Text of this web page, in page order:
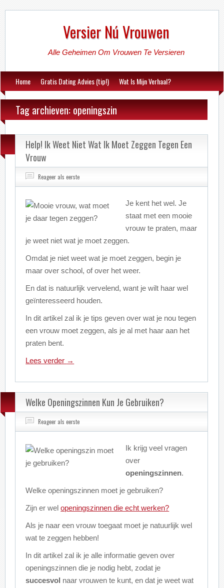
Versier Nú Vrouwen
Alle Geheimen Om Vrouwen Te Versieren
Home Gratis Dating Advies (tip!) Wat Is Mijn Verhaal?
Tag archieven: openingszin
Help! Ik Weet Niet Wat Ik Moet Zeggen Tegen Een
Vrouw
Reageer als eerste
Je kent het wel. Je
staat met een mooie
vrouw te praten, maar
je weet niet wat je moet zeggen.
Omdat je niet weet wat je moet zeggen, begin je
maar over school, of over het weer.
En dat is natuurlijk vervelend, want je wilt haar wel
geïnteresseerd houden.
In dit artikel zal ik je tips geven over wat je nou tegen
een vrouw moet zeggen, als je al met haar aan het
praten bent.
Lees verder →
Welke Openingszinnen Kun Je Gebruiken?
Reageer als eerste
Ik krijg veel vragen
over
openingszinnen.
Welke openingszinnen moet je gebruiken?
Zijn er welopeningszinnen die echt werken?
Als je naar een vrouw toegaat moet je natuurlijk wel
wat te zeggen hebben!
In dit artikel zal ik je alle informatie geven over
openingszinnen die je nodig hebt, zodat je
succesvol naar vrouwen te kunt, en dat je weet wat